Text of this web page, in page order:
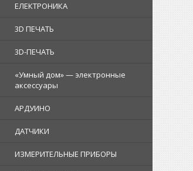
ЕЛЕКТРОНИКА
3D ПЕЧАТЬ
3D-ПЕЧАТЬ
«Умный дом» — электронные
аксессуары
АРДУИНО
ДАТЧИКИ
ИЗМЕРИТЕЛЬНЫЕ ПРИБОРЫ